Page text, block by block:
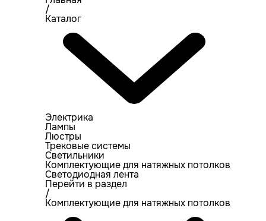
/
Каталог
Электрика
Лампы
Люстры
Трековые системы
Светильники
Комплектующие для натяжных потолков
Светодиодная лента
Перейти в раздел
/
Комплектующие для натяжных потолков